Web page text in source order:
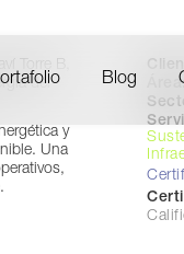
Blog
Torre B,
del
y
Una